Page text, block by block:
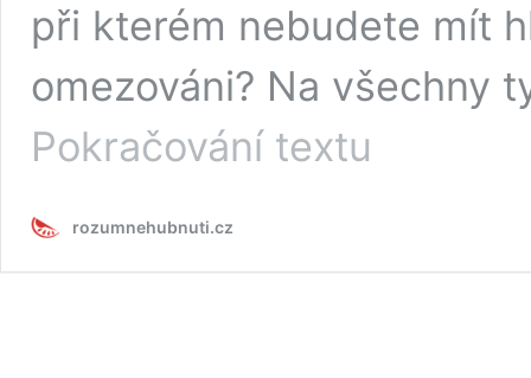
při kterém nebudete mít
omezováni? Na všechny
Pokračování textu
rozumnehubnuti.cz